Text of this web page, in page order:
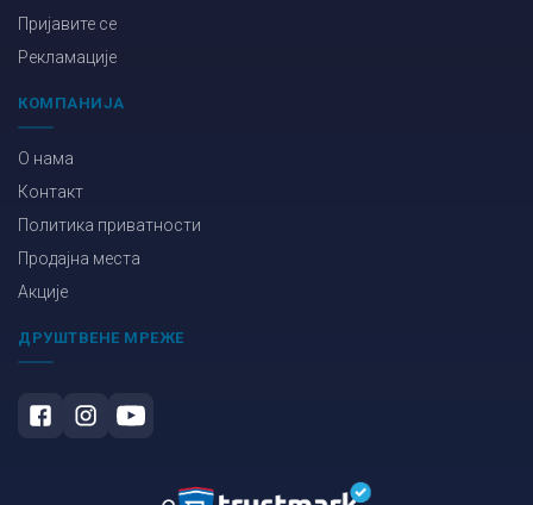
Пријавите се
Рекламације
КОМПАНИЈА
О нама
Контакт
Политика приватности
Продајна места
Акције
ДРУШТВЕНЕ МРЕЖЕ